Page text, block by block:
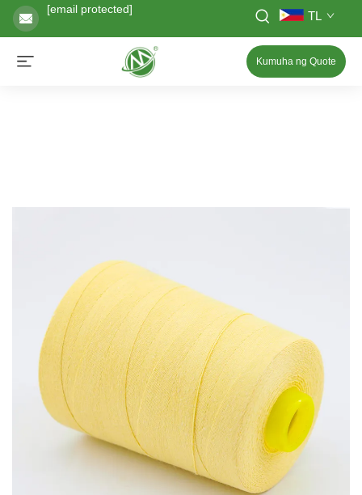
[email protected] TL
Kumuha ng Quote